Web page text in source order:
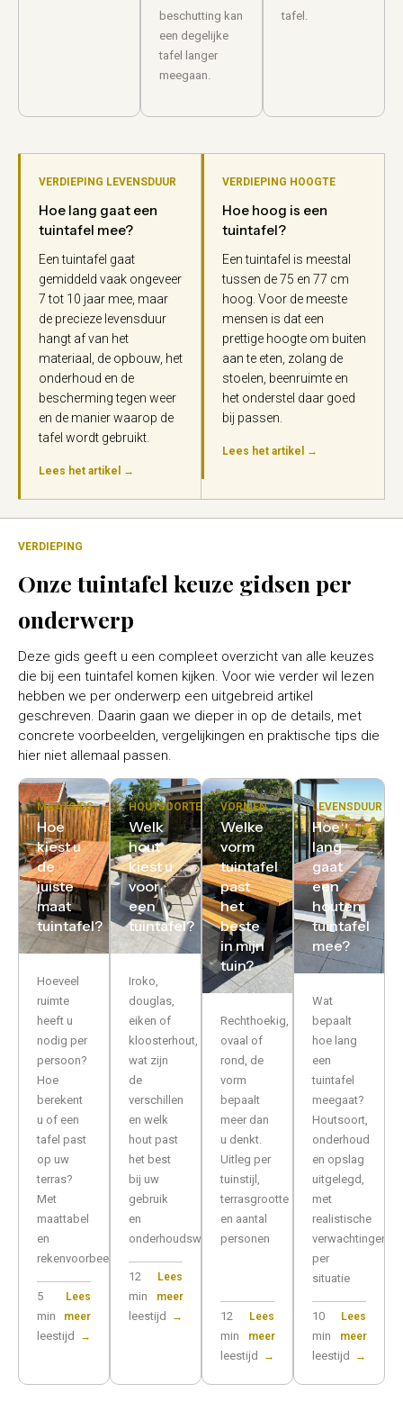
beschutting kan
een degelijke
tafel langer
meegaan.
tafel.
VERDIEPING LEVENSDUUR
Hoe lang gaat een
tuintafel mee?
Een tuintafel gaat
gemiddeld vaak ongeveer
7 tot 10 jaar mee, maar
de precieze levensduur
hangt af van het
materiaal, de opbouw, het
onderhoud en de
bescherming tegen weer
en de manier waarop de
tafel wordt gebruikt.
Lees het artikel →
VERDIEPING HOOGTE
Hoe hoog is een
tuintafel?
Een tuintafel is meestal
tussen de 75 en 77 cm
hoog. Voor de meeste
mensen is dat een
prettige hoogte om buiten
aan te eten, zolang de
stoelen, beenruimte en
het onderstel daar goed
bij passen.
Lees het artikel →
VERDIEPING
Onze tuintafel keuze gidsen per
onderwerp
Deze gids geeft u een compleet overzicht van alle keuzes
die bij een tuintafel komen kijken. Voor wie verder wil lezen
hebben we per onderwerp een uitgebreid artikel
geschreven. Daarin gaan we dieper in op de details, met
concrete voorbeelden, vergelijkingen en praktische tips die
hier niet allemaal passen.
MAATGIDS
Hoe
kiest u
de
juiste
maat
tuintafel?
Hoeveel
ruimte
heeft u
nodig per
persoon?
Hoe
berekent
u of een
tafel past
op uw
terras?
Met
maattabel
en
rekenvoorbeelden.
5
min
leestijd
Lees
meer
→
HOUTSOORTEN
Welk
hout
kiest u
voor
een
tuintafel?
Iroko,
douglas,
eiken of
kloosterhout,
wat zijn
de
verschillen
en welk
hout past
het best
bij uw
gebruik
en
onderhoudswensen?
12
min
leestijd
Lees
meer
→
VORMEN
Welke
vorm
tuintafel
past
het
beste
in mijn
tuin?
Rechthoekig,
ovaal of
rond, de
vorm
bepaalt
meer dan
u denkt.
Uitleg per
tuinstijl,
terrasgrootte
en aantal
personen
12
min
leestijd
Lees
meer
→
LEVENSDUUR
Hoe
lang
gaat
een
houten
tuintafel
mee?
Wat
bepaalt
hoe lang
een
tuintafel
meegaat?
Houtsoort,
onderhoud
en opslag
uitgelegd,
met
realistische
verwachtingen
per
situatie
10
min
leestijd
Lees
meer
→